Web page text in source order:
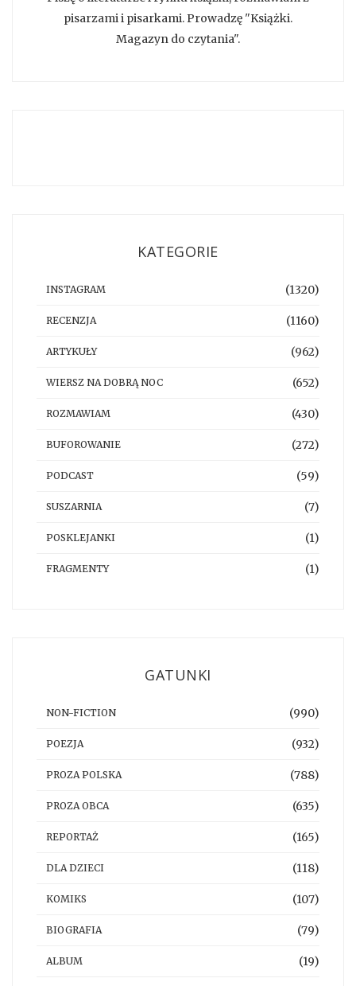
pisarzami i pisarkami. Prowadzę "Książki.
Magazyn do czytania".
KATEGORIE
INSTAGRAM (1320)
RECENZJA (1160)
ARTYKUŁY (962)
WIERSZ NA DOBRĄ NOC (652)
ROZMAWIAM (430)
BUFOROWANIE (272)
PODCAST (59)
SUSZARNIA (7)
POSKLEJANKI (1)
FRAGMENTY (1)
GATUNKI
NON-FICTION (990)
POEZJA (932)
PROZA POLSKA (788)
PROZA OBCA (635)
REPORTAŻ (165)
DLA DZIECI (118)
KOMIKS (107)
BIOGRAFIA (79)
ALBUM (19)